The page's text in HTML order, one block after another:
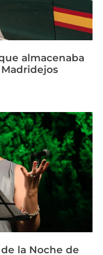
almacenaba
la Noche de